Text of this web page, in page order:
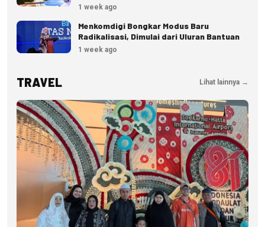
1 week ago
Menkomdigi Bongkar Modus Baru
Radikalisasi, Dimulai dari Uluran Bantuan
1 week ago
TRAVEL Lihat lainnya →